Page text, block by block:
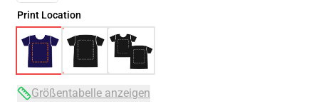
Print Location
Größentabelle anzeigen